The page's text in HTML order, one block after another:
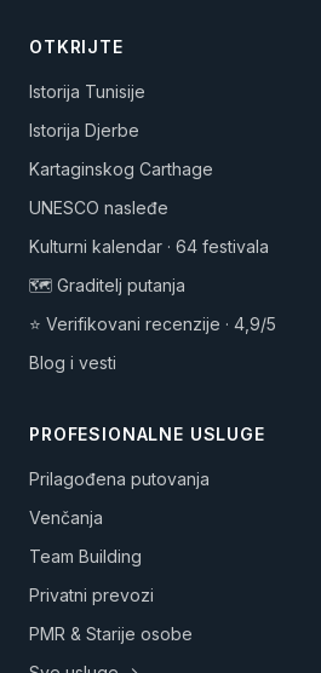
OTKRIJTE
Istorija Tunisije
Istorija Djerbe
Kartaginskog Carthage
UNESCO nasleđe
Kulturni kalendar · 64 festivala
🗺️ Graditelj putanja
⭐ Verifikovani recenzije · 4,9/5
Blog i vesti
PROFESIONALNE USLUGE
Prilagođena putovanja
Venčanja
Team Building
Privatni prevozi
PMR & Starije osobe